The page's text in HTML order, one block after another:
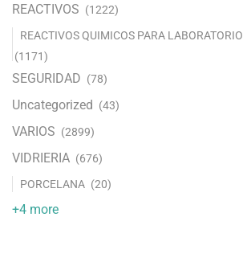
REACTIVOS (1222)
REACTIVOS QUIMICOS PARA LABORATORIO
(1171)
SEGURIDAD (78)
Uncategorized (43)
VARIOS (2899)
VIDRIERIA (676)
PORCELANA (20)
+4 more